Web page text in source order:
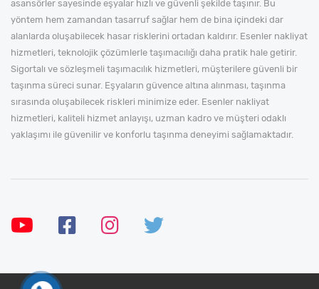
asansörler sayesinde eşyalar hızlı ve güvenli şekilde taşınır. Bu
yöntem hem zamandan tasarruf sağlar hem de bina içindeki dar
alanlarda oluşabilecek hasar risklerini ortadan kaldırır. Esenler nakliyat
hizmetleri, teknolojik çözümlerle taşımacılığı daha pratik hale getirir.
Sigortalı ve sözleşmeli taşımacılık hizmetleri, müşterilere güvenli bir
taşınma süreci sunar. Eşyaların güvence altına alınması, taşınma
sırasında oluşabilecek riskleri minimize eder. Esenler nakliyat
hizmetleri, kaliteli hizmet anlayışı, uzman kadro ve müşteri odaklı
yaklaşımı ile güvenilir ve konforlu taşınma deneyimi sağlamaktadır.